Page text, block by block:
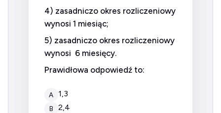
4) zasadniczo okres rozliczeniowy
wynosi 1 miesiąc;
5) zasadniczo okres rozliczeniowy
wynosi 6 miesięcy.
Prawidłowa odpowiedź to:
A 1,3
B 2,4